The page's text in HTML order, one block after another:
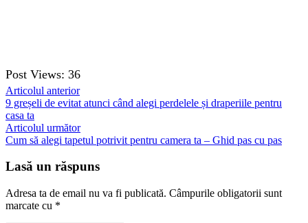
Post Views: 36
Articolul anterior
9 greșeli de evitat atunci când alegi perdelele și draperiile pentru
casa ta
Articolul următor
Cum să alegi tapetul potrivit pentru camera ta – Ghid pas cu pas
Lasă un răspuns
Adresa ta de email nu va fi publicată. Câmpurile obligatorii sunt
marcate cu *